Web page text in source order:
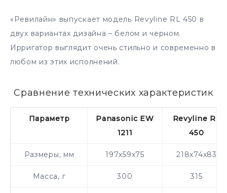
«Ревилайн» выпускает модель Revyline RL 450 в
двух вариантах дизайна – белом и черном.
Ирригатор выглядит очень стильно и современно в
любом из этих исполнений.
Сравнение технических характеристик
Параметр
Panasonic EW
1211
Revyline RL
450
Размеры, мм 197х59х75 218х74х83
Масса, г 300 315